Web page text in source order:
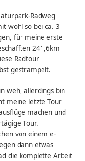
Radweg
wohl so bei ca. 3
für meine erste
241,6km
Radtour
gestrampelt.
weh, allerdings bin
meine letzte Tour
machen und
Tour.
von einem e-
dann etwas
die komplette Arbeit